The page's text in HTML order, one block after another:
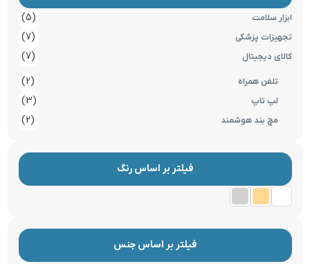
ابزار سلامت (5)
تجهیزات پزشکی (7)
کالای دیجیتال (7)
تلفن همراه (2)
لپ تاپ (3)
مچ بند هوشمند (2)
فیلتر بر اساس رنگ
فیلتر بر اساس جنس